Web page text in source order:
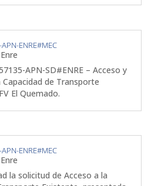
ENRE#MEC
Enre
APN-SD#ENRE – Acceso y
de Transporte
El Quemado.
ENRE#MEC
Enre
la solicitud de Acceso a la